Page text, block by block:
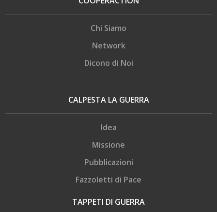
Chi Siamo
Network
Dicono di Noi
CALPESTA LA GUERRA
Idea
Missione
Pubblicazioni
Fazzoletti di Pace
TAPPETI DI GUERRA